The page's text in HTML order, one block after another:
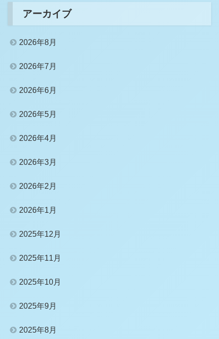
アーカイブ
2026年8月
2026年7月
2026年6月
2026年5月
2026年4月
2026年3月
2026年2月
2026年1月
2025年12月
2025年11月
2025年10月
2025年9月
2025年8月